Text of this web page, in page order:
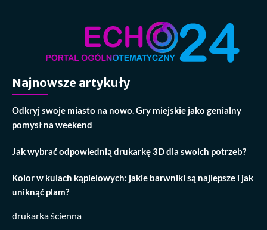
Najnowsze artykuły
Odkryj swoje miasto na nowo. Gry miejskie jako genialny
pomysł na weekend
Jak wybrać odpowiednią drukarkę 3D dla swoich potrzeb?
Kolor w kulach kąpielowych: jakie barwniki są najlepsze i jak
uniknąć plam?
drukarka ścienna